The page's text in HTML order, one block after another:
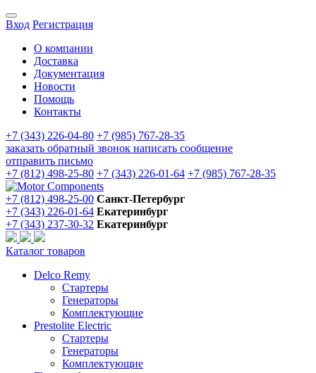
Вход Регистрация
О компании
Доставка
Документация
Новости
Помощь
Контакты
+7 (343) 226-04-80 +7 (985) 767-28-35
заказать обратный звонок написать сообщение
отправить письмо
+7 (812) 498-25-80 +7 (343) 226-01-64 +7 (985) 767-28-35
+7 (812) 498-25-00 Санкт-Петербург
+7 (343) 226-01-64 Екатеринбург
+7 (343) 237-30-32 Екатеринбург
Каталог товаров
Delco Remy
Стартеры
Генераторы
Комплектующие
Prestolite Electric
Стартеры
Генераторы
Комплектующие